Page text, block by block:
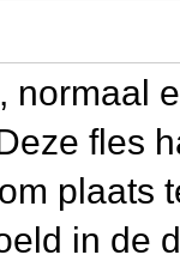
normaal
fles
plaats
in de